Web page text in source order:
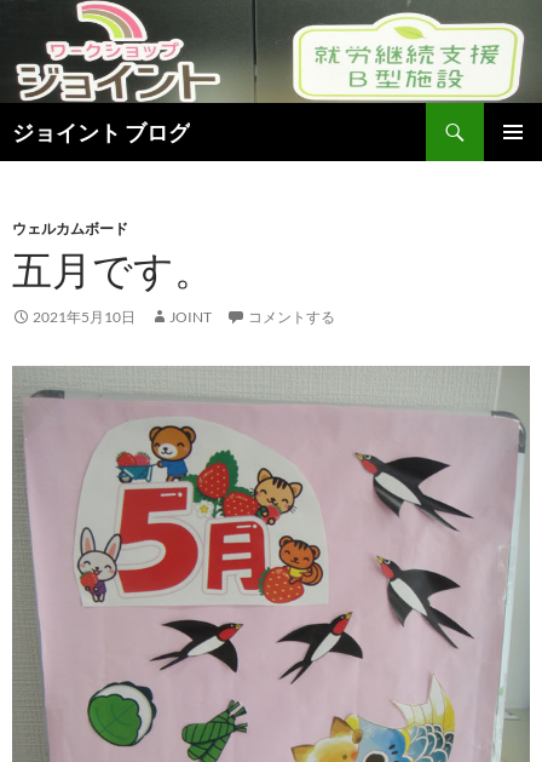
ジョイント ブログ
索
ン
ツ
へ
キ
ウェルカムボード
五月です。
2021年5月10日 JOINT コメントする